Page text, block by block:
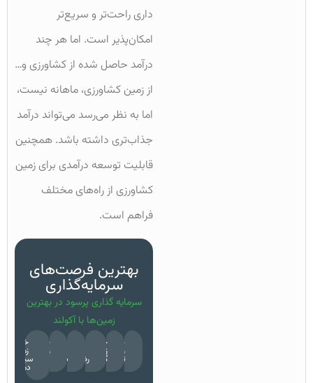
داری راحت‌تر و سریع‌تر
امکان‌پذیر است. اما هر چند
درآمد حاصل شده از کشاورزی و…
از زمین کشاورزی، ماهانه نیست،
اما به نظر می‌رسد می‌تواند درآمد
جذاب‌تری داشته باشد. همچنین
قابلیت توسعه درآمدی برای زمین
کشاورزی از راه‌های مختلف
فراهم است.
بهترین فرصت‌های
سرمایه‌گذاری
سرمایه گذاری پرسود در بهترین
زمین‌ها با آکولند
خرید
زمین
تهران
خرید
زمین
گیلان رضوانشهردماوند
خرید
زمین
خرید
زمین
سیدآباد
دماوند